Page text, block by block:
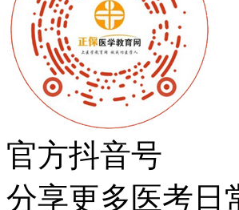
官方抖音号
分享更多医考日